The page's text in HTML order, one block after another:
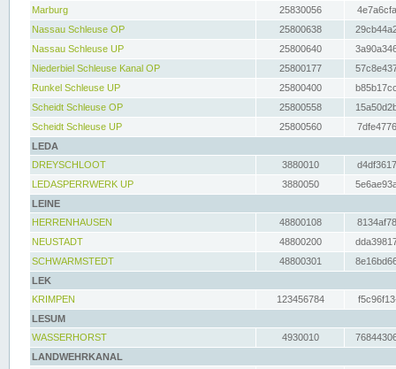
Marburg
25830056
Nassau Schleuse OP
25800638
Nassau Schleuse UP
25800640
Niederbiel Schleuse Kanal OP
25800177
Runkel Schleuse UP
25800400
Scheidt Schleuse OP
25800558
Scheidt Schleuse UP
25800560
LEDA
DREYSCHLOOT
3880010
LEDASPERRWERK UP
3880050
LEINE
HERRENHAUSEN
48800108
NEUSTADT
48800200
SCHWARMSTEDT
48800301
LEK
KRIMPEN
123456784
LESUM
WASSERHORST
4930010
LANDWEHRKANAL